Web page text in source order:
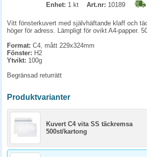
Enhet: 1 kt Art.nr: 10189
Vitt fönsterkuvert med självhäftande klaff och
höger för adress. Lämpligt för ovikt A4-papper.
Format: C4, mått 229x324mm
Fönster: H2
Ytvikt: 100g
Begränsad returrätt
Produktvarianter
Kuvert C4 vita SS täckremsa
500st/kartong